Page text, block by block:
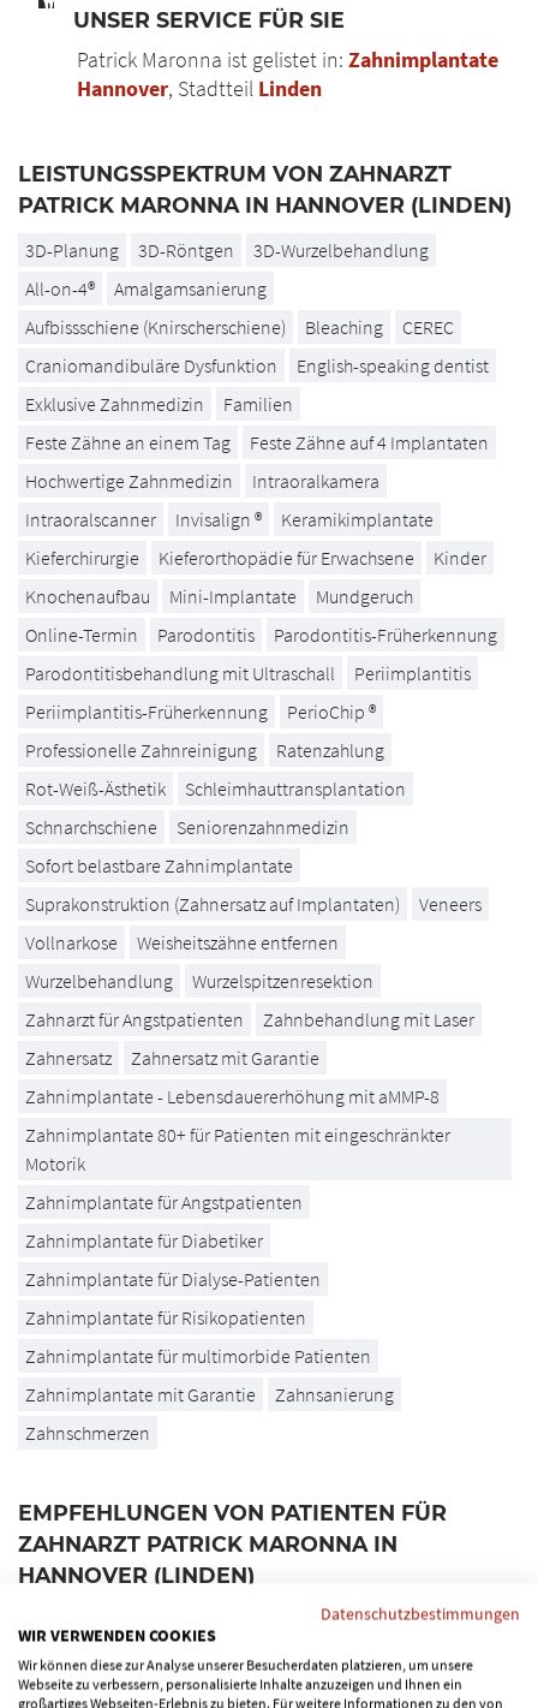
UNSER SERVICE FÜR SIE
Patrick Maronna ist gelistet in: Zahnimplantate
Hannover, Stadtteil Linden
LEISTUNGSSPEKTRUM VON ZAHNARZT
PATRICK MARONNA IN HANNOVER (LINDEN)
3D-Planung 3D-Röntgen
3D-Wurzelbehandlung
All-on-4®
Amalgamsanierung
Aufbissschiene (Knirscherschiene)
Bleaching
CEREC
Craniomandibuläre Dysfunktion
English-speaking dentist
Exklusive Zahnmedizin
Familien
Feste Zähne an einem Tag
Feste Zähne auf 4 Implantaten
Hochwertige Zahnmedizin
Intraoralkamera
Intraoralscanner
Invisalign ®
Keramikimplantate
Kieferchirurgie
Kieferorthopädie für Erwachsene
Kinder
Knochenaufbau
Mini-Implantate
Mundgeruch
Online-Termin
Parodontitis
Parodontitis-Früherkennung
Parodontitisbehandlung mit Ultraschall
Periimplantitis
Periimplantitis-Früherkennung
PerioChip ®
Professionelle Zahnreinigung
Ratenzahlung
Rot-Weiß-Ästhetik
Schleimhauttransplantation
Schnarchschiene
Seniorenzahnmedizin
Sofort belastbare Zahnimplantate
Suprakonstruktion (Zahnersatz auf Implantaten)
Veneers
Vollnarkose
Weisheitszähne entfernen
Wurzelbehandlung
Wurzelspitzenresektion
Zahnarzt für Angstpatienten
Zahnbehandlung mit Laser
Zahnersatz
Zahnersatz mit Garantie
Zahnimplantate - Lebensdauererhöhung mit aMMP-8
Zahnimplantate 80+ für Patienten mit eingeschränkter
Motorik
Zahnimplantate für Angstpatienten
Zahnimplantate für Diabetiker
Zahnimplantate für Dialyse-Patienten
Zahnimplantate für Risikopatienten
Zahnimplantate für multimorbide Patienten
Zahnimplantate mit Garantie
Zahnsanierung
Zahnschmerzen
EMPFEHLUNGEN VON PATIENTEN FÜR
ZAHNARZT PATRICK MARONNA IN
HANNOVER (LINDEN)
Das Profil von Patrick Maronna, Zahnarzt in
Hannover (Linden), wurde bislang von 1 Patienten
empfohlen. Die durchschnittliche Note der
Empfehlung(en) ist 5 von 5
Datenschutzbestimmungen
WIR VERWENDEN COOKIES
Wir können diese zur Analyse unserer Besucherdaten platzieren, um unsere
Webseite zu verbessern, personalisierte Inhalte anzuzeigen und Ihnen ein
großartiges Webseiten-Erlebnis zu bieten. Für weitere Informationen zu den von